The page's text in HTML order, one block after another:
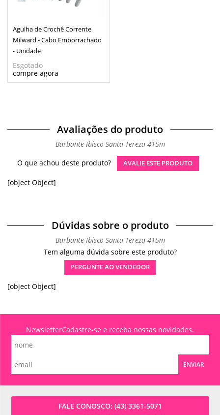
Agulha de Crochê Corrente
Milward - Cabo Emborrachado
- Unidade
Esgotado
Avaliações do produto
Barbante Ibisco Santa Tereza 415m
O que achou deste produto?
AVALIE ESTE PRODUTO
[object Object]
Dúvidas sobre o produto
Barbante Ibisco Santa Tereza 415m
Tem alguma dúvida sobre este produto?
PERGUNTE AO VENDEDOR
[object Object]
NewsletterCadastre-se e receba nossas novidades.
ENVIAR
FALE CONOSCO: (43) 3361-5071